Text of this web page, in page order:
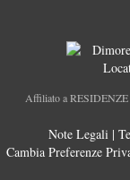
Affiliato a
Note Legali |
Cambia Preferenze